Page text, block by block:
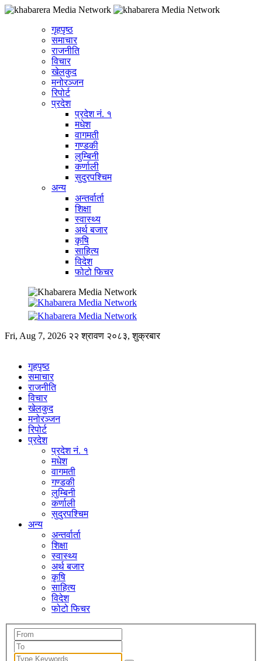
गृहपृष्ठ
समाचार
राजनीति
विचार
खेलकुद
मनोरञ्जन
रिपोर्ट
प्रदेश
प्रदेश नं. १
मधेश
वागमती
गण्डकी
लुम्बिनी
कर्णाली
सुदुरपश्चिम
अन्य
अन्तर्वार्ता
शिक्षा
स्वास्थ्य
अर्थ बजार
कृषि
साहित्य
विदेश
फोटो फिचर
Fri, Aug 7, 2026 २२ श्रावण २०८३, शुक्रबार
गृहपृष्ठ
समाचार
राजनीति
विचार
खेलकुद
मनोरञ्जन
रिपोर्ट
प्रदेश
प्रदेश नं. १
मधेश
वागमती
गण्डकी
लुम्बिनी
कर्णाली
सुदुरपश्चिम
अन्य
अन्तर्वार्ता
शिक्षा
स्वास्थ्य
अर्थ बजार
कृषि
साहित्य
विदेश
फोटो फिचर